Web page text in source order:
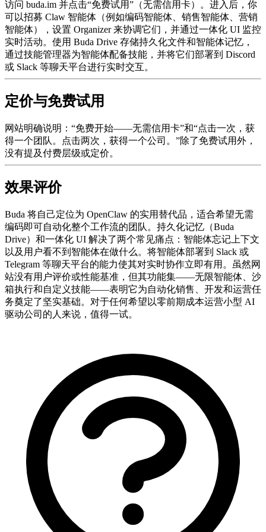
访问 buda.im 并点击“免费试用”（无需信用卡）。进入后，你
可以招募 Claw 智能体（例如编码智能体、销售智能体、营销
智能体），设置 Organizer 来协调它们，并通过一体化 UI 监控
实时活动。使用 Buda Drive 存储持久化文件和智能体记忆，
通过技能管理器为智能体配备技能，并将它们部署到 Discord
或 Slack 等聊天平台进行实时交互。
定价与免费试用
网站明确说明：“免费开始——无需信用卡”和“点击一次，获
得一个团队。点击两次，获得一个公司。”除了免费试用外，
没有提及付费层级或定价。
效果评价
Buda 将自己定位为 OpenClaw 的实用替代品，适合希望无需
编码即可自动化整个工作流的团队。持久化记忆（Buda
Drive）和一体化 UI 解决了两个常见痛点：智能体忘记上下文
以及用户看不到智能体在做什么。将智能体部署到 Slack 或
Telegram 等聊天平台的能力使其对实时协作立即有用。虽然网
站没有用户评价或性能基准，但其功能集——无限智能体、沙
箱执行和自定义技能——表明它为自动化销售、开发和运营任
务奠定了坚实基础。对于任何希望以零前期成本运营小型 AI
驱动公司的人来说，值得一试。